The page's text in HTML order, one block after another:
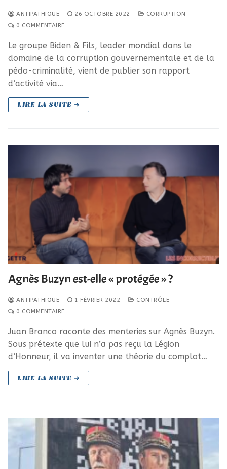
ANTIPATHIQUE 26 OCTOBRE 2022
CORRUPTION
0 COMMENTAIRE
Le groupe Biden & Fils, leader mondial dans le
domaine de la corruption gouvernementale et de la
pédo-criminalité, vient de publier son rapport
d’activité via…
LIRE LA SUITE ➜
Agnès Buzyn est-elle « protégée » ?
ANTIPATHIQUE 1 FÉVRIER 2022
CONTRÔLE
0 COMMENTAIRE
Juan Branco raconte des menteries sur Agnès Buzyn.
Sous prétexte que lui n’a pas reçu la Légion
d’Honneur, il va inventer une théorie du complot…
LIRE LA SUITE ➜